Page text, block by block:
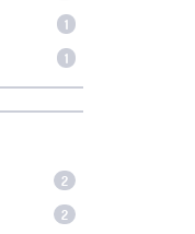
1
1
2
2